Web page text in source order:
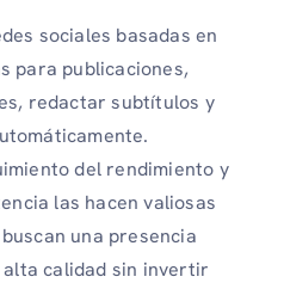
sociales basadas en
para publicaciones,
redactar subtítulos y
del rendimiento y
las hacen valiosas
una presencia
calidad sin invertir